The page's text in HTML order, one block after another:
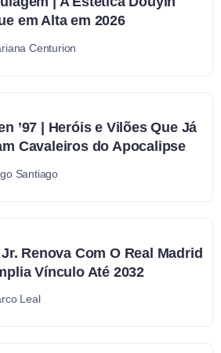
em Alta em 2026
Centurion
’97 | Heróis e Vilões Que Já
Cavaleiros do Apocalipse
Santiago
Renova Com O Real Madrid
Vínculo Até 2032
Leal